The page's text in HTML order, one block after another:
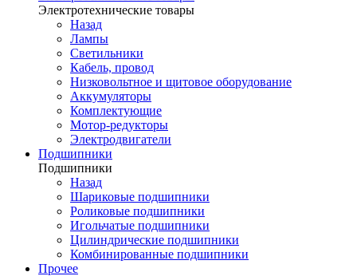
Электротехнические товары
Назад
Лампы
Светильники
Кабель, провод
Низковольтное и щитовое оборудование
Аккумуляторы
Комплектующие
Мотор-редукторы
Электродвигатели
Подшипники
Подшипники
Назад
Шариковые подшипники
Роликовые подшипники
Игольчатые подшипники
Цилиндрические подшипники
Комбинированные подшипники
Прочее